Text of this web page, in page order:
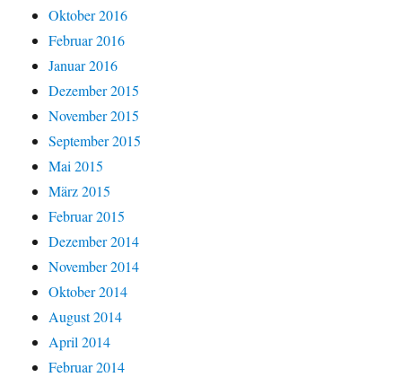
Oktober 2016
Februar 2016
Januar 2016
Dezember 2015
November 2015
September 2015
Mai 2015
März 2015
Februar 2015
Dezember 2014
November 2014
Oktober 2014
August 2014
April 2014
Februar 2014